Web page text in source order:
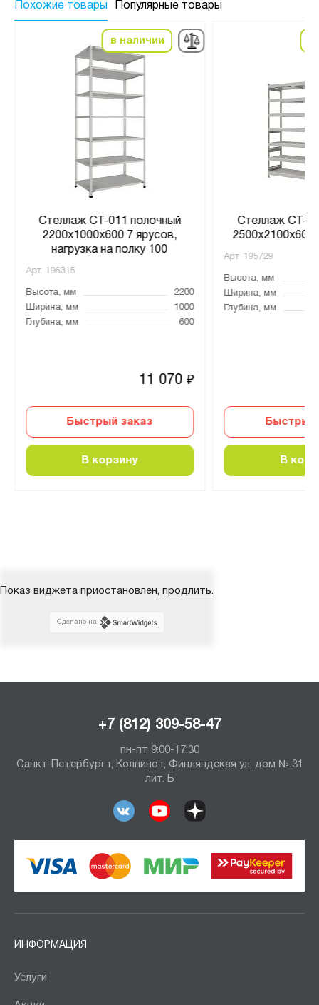
Похожие товары Популярные товары
в наличии
Стеллаж СТ-011 полочный
2200x1000x600 7 ярусов,
нагрузка на полку 100
Арт. 196315
Высота, мм
2200
Ширина, мм
1000
Глубина, мм
600
11 070₽
Быстрый заказ
В корзину
Стеллаж СТ-
2500x2100x600
Арт. 195729
Высота, мм
Ширина, мм
Глубина, мм
Быстрый
В
Показ виджета приостановлен, продлить.
Сделано на
+7 (812) 309-58-47
пн-пт 9:00-17:30
Санкт-Петербург г, Колпино г, Финляндская ул, дом № 31
лит. Б
ИНФОРМАЦИЯ
Услуги